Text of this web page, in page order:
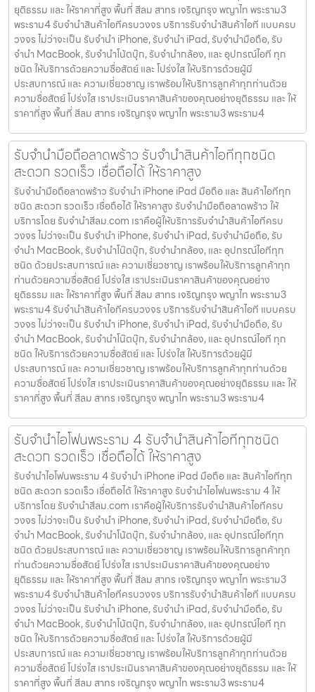
ยุติธรรม และ ให้ราคาที่สูง พื้นที่ สีลม สาทร เจริญกรุง พญาไท พระราม3
พระราม4 รับจำนำสินค้าไอทีครบวงจร บริการรับจำนำสินค้าไอที แบบครบ
วงจร ไม่ว่าจะเป็น รับจำนำ iPhone, รับจำนำ iPad, รับจำนำมือถือ, รับ
จำนำ MacBook, รับจำนำโน้ตบุ๊ก, รับจำนำกล้อง, และ อุปกรณ์ไอที ทุก
ชนิด ให้บริการด้วยความซื่อสัตย์ และ โปร่งใส ให้บริการด้วยผู้มี
ประสบการณ์ และ ความเชี่ยวชาญ เราพร้อมให้บริการลูกค้าทุกท่านด้วย
ความซื่อสัตย์ โปร่งใส เราประเมินราคาสินค้าของคุณอย่างยุติธรรม และ ให้
ราคาที่สูง พื้นที่ สีลม สาทร เจริญกรุง พญาไท พระราม3 พระราม4
รับจำนำมือถือลาดพร้าว รับจำนำสินค้าไอทีทุกชนิด
สะดวก รวดเร็ว เชื่อถือได้ ให้ราคาสูง
รับจำนำมือถือลาดพร้าว รับจำนำ iPhone iPad มือถือ และ สินค้าไอทีทุก
ชนิด สะดวก รวดเร็ว เชื่อถือได้ ให้ราคาสูง รับจำนำมือถือลาดพร้าว ให้
บริการโดย รับจํานําสีลม.com เราคือผู้ให้บริการรับจำนำสินค้าไอทีครบ
วงจร ไม่ว่าจะเป็น รับจำนำ iPhone, รับจำนำ iPad, รับจำนำมือถือ, รับ
จำนำ MacBook, รับจำนำโน๊ตบุ๊ก, รับจำนำกล้อง, และ อุปกรณ์ไอทีทุก
ชนิด ด้วยประสบการณ์ และ ความเชี่ยวชาญ เราพร้อมให้บริการลูกค้าทุก
ท่านด้วยความซื่อสัตย์ โปร่งใส เราประเมินราคาสินค้าของคุณอย่าง
ยุติธรรม และ ให้ราคาที่สูง พื้นที่ สีลม สาทร เจริญกรุง พญาไท พระราม3
พระราม4 รับจำนำสินค้าไอทีครบวงจร บริการรับจำนำสินค้าไอที แบบครบ
วงจร ไม่ว่าจะเป็น รับจำนำ iPhone, รับจำนำ iPad, รับจำนำมือถือ, รับ
จำนำ MacBook, รับจำนำโน๊ตบุ๊ก, รับจำนำกล้อง, และ อุปกรณ์ไอที ทุก
ชนิด ให้บริการด้วยความซื่อสัตย์ และ โปร่งใส ให้บริการด้วยผู้มี
ประสบการณ์ และ ความเชี่ยวชาญ เราพร้อมให้บริการลูกค้าทุกท่านด้วย
ความซื่อสัตย์ โปร่งใส เราประเมินราคาสินค้าของคุณอย่างยุติธรรม และ ให้
ราคาที่สูง พื้นที่ สีลม สาทร เจริญกรุง พญาไท พระราม3 พระราม4
รับจำนำไอโฟนพระราม 4 รับจำนำสินค้าไอทีทุกชนิด
สะดวก รวดเร็ว เชื่อถือได้ ให้ราคาสูง
รับจำนำไอโฟนพระราม 4 รับจำนำ iPhone iPad มือถือ และ สินค้าไอทีทุก
ชนิด สะดวก รวดเร็ว เชื่อถือได้ ให้ราคาสูง รับจำนำไอโฟนพระราม 4 ให้
บริการโดย รับจํานําสีลม.com เราคือผู้ให้บริการรับจำนำสินค้าไอทีครบ
วงจร ไม่ว่าจะเป็น รับจำนำ iPhone, รับจำนำ iPad, รับจำนำมือถือ, รับ
จำนำ MacBook, รับจำนำโน้ตบุ๊ก, รับจำนำกล้อง, และ อุปกรณ์ไอทีทุก
ชนิด ด้วยประสบการณ์ และ ความเชี่ยวชาญ เราพร้อมให้บริการลูกค้าทุก
ท่านด้วยความซื่อสัตย์ โปร่งใส เราประเมินราคาสินค้าของคุณอย่าง
ยุติธรรม และ ให้ราคาที่สูง พื้นที่ สีลม สาทร เจริญกรุง พญาไท พระราม3
พระราม4 รับจำนำสินค้าไอทีครบวงจร บริการรับจำนำสินค้าไอที แบบครบ
วงจร ไม่ว่าจะเป็น รับจำนำ iPhone, รับจำนำ iPad, รับจำนำมือถือ, รับ
จำนำ MacBook, รับจำนำโน้ตบุ๊ก, รับจำนำกล้อง, และ อุปกรณ์ไอที ทุก
ชนิด ให้บริการด้วยความซื่อสัตย์ และ โปร่งใส ให้บริการด้วยผู้มี
ประสบการณ์ และ ความเชี่ยวชาญ เราพร้อมให้บริการลูกค้าทุกท่านด้วย
ความซื่อสัตย์ โปร่งใส เราประเมินราคาสินค้าของคุณอย่างยุติธรรม และ ให้
ราคาที่สูง พื้นที่ สีลม สาทร เจริญกรุง พญาไท พระราม3 พระราม4